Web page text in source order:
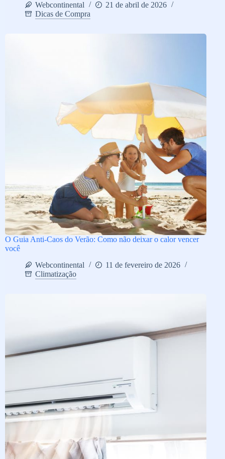
Webcontinental
21 de abril de 2026
Dicas de Compra
O Guia Anti-Caos do Verão: Como não deixar o calor vencer
você
Webcontinental
11 de fevereiro de 2026
Climatização